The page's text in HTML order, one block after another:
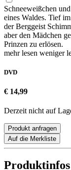
Schneeweißchen
eines Waldes. Tief
der Berggeist
aber den Mädchen
Prinzen zu erlösen.
mehr lesen weniger
DVD
€ 14,99
Derzeit nicht auf
Produkt anfragen
Auf die Merkliste
Produktinfos